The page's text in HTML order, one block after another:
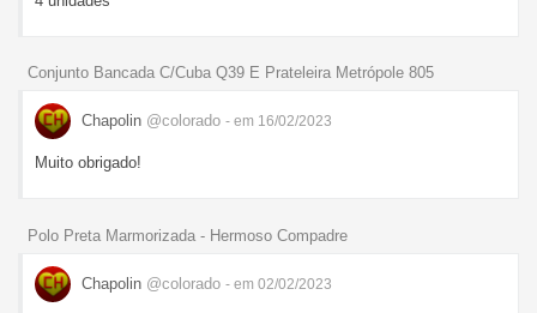
Conjunto Bancada C/Cuba Q39 E Prateleira Metrópole 805
Chapolin @colorado - em 16/02/2023
Muito obrigado!
Polo Preta Marmorizada - Hermoso Compadre
Chapolin @colorado - em 02/02/2023